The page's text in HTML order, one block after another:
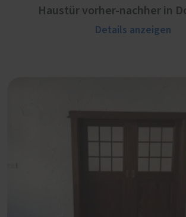
Haustür vorher-nachher in
Details anzeigen